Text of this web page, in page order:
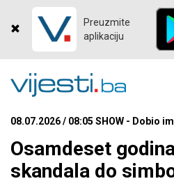
Preuzmite
aplikaciju
08.07.2026 / 08:05 SHOW - Dobio
Osamdeset
skandala do